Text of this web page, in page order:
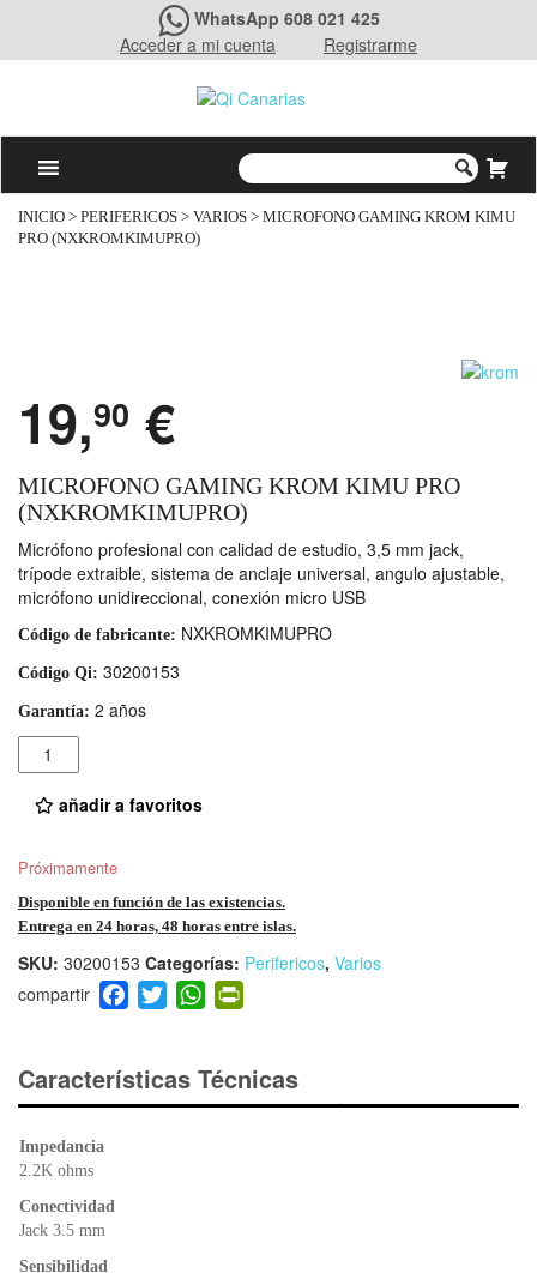
WhatsApp 608 021 425
Acceder a mi cuenta
Registrarme
INICIO > PERIFERICOS > VARIOS > MICROFONO GAMING KROM KIMU
PRO (NXKROMKIMUPRO)
19,90 €
MICROFONO GAMING KROM KIMU PRO
(NXKROMKIMUPRO)
Micrófono profesional con calidad de estudio, 3,5 mm jack,
trípode extraible, sistema de anclaje universal, angulo ajustable,
micrófono unidireccional, conexión micro USB
Código de fabricante: NXKROMKIMUPRO
Código Qi: 30200153
Garantía: 2 años
Cantidad
añadir a favoritos
Próximamente
Disponible en función de las existencias.
Entrega en 24 horas, 48 horas entre islas.
SKU: 30200153 Categorías: Perifericos, Varios
F
a
e
b
T
wi
er
W
h
s
A
ri
e
Características Técnicas
Impedancia
2.2K ohms
Conectividad
Jack 3.5 mm
Sensibilidad